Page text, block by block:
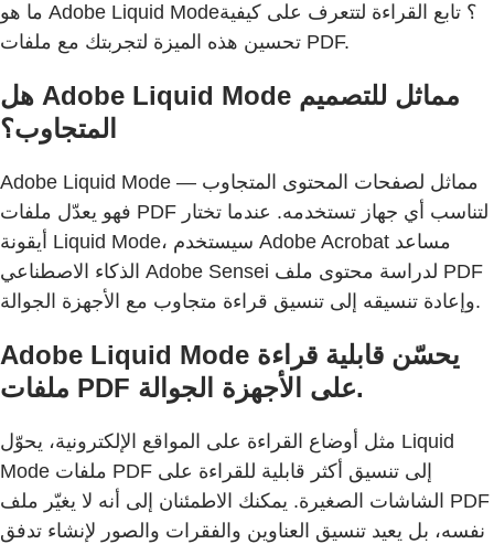
ما هو Adobe Liquid Mode؟ تابع القراءة لتتعرف على كيفية
تحسين هذه الميزة لتجربتك مع ملفات PDF.
هل Adobe Liquid Mode مماثل للتصميم
المتجاوب؟
Adobe Liquid Mode مماثل لصفحات المحتوى المتجاوب —
فهو يعدّل ملفات PDF لتناسب أي جهاز تستخدمه. عندما تختار
أيقونة Liquid Mode، سيستخدم Adobe Acrobat مساعد
الذكاء الاصطناعي Adobe Sensei لدراسة محتوى ملف PDF
وإعادة تنسيقه إلى تنسيق قراءة متجاوب مع الأجهزة الجوالة.
Adobe Liquid Mode يحسّن قابلية قراءة
ملفات PDF على الأجهزة الجوالة.
مثل أوضاع القراءة على المواقع الإلكترونية، يحوّل Liquid
Mode ملفات PDF إلى تنسيق أكثر قابلية للقراءة على
الشاشات الصغيرة. يمكنك الاطمئنان إلى أنه لا يغيّر ملف PDF
نفسه، بل يعيد تنسيق العناوين والفقرات والصور لإنشاء تدفق